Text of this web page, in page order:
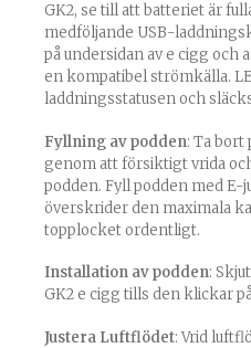
GK2, se till att batteriet är
medföljande USB-
på undersidan av e cigg och
en kompatibel strömkälla.
laddningsstatusen och
Fyllning av podden: Ta bort
genom att försiktigt vrida
podden. Fyll podden med E-
överskrider den maximala
topplocket ordentligt.
Installation av podden:
GK2 e cigg tills den klickar
Justera Luftflödet: Vrid